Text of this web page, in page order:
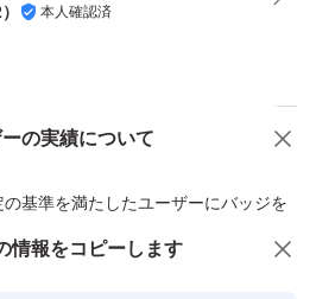
） 本人確認済
の実績について
基準を満たしたユーザーにバッジを
商品への質問
情報をコピーします
オススメ